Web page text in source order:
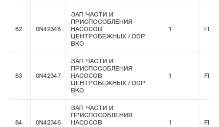
82 0N42348
ЗАП ЧАСТИ И
ПРИСПОСОБЛЕНИЯ
НАСОСОВ
ЦЕНТРОБЕЖНЫХ / DDP
ВКО
1 FIVE
83 0N42347
ЗАП ЧАСТИ И
ПРИСПОСОБЛЕНИЯ
НАСОСОВ
ЦЕНТРОБЕЖНЫХ / DDP
ВКО
1 FIVE
84 0N42346
ЗАП ЧАСТИ И
ПРИСПОСОБЛЕНИЯ
НАСОСОВ
1 FIVE